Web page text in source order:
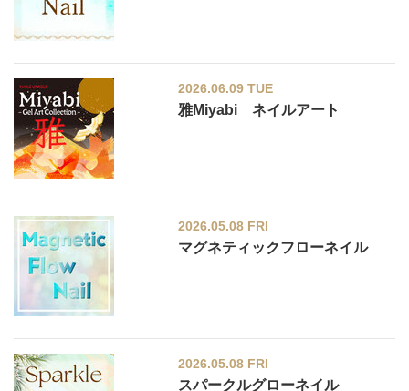
2026.06.09 TUE
雅Miyabi ネイルアート
2026.05.08 FRI
マグネティックフローネイル
2026.05.08 FRI
スパークルグローネイル